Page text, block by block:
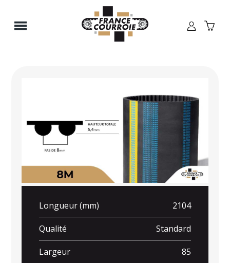
Longueur (mm) 2104
Qualité Standard
Largeur 85
Panneau de gestion des cookies